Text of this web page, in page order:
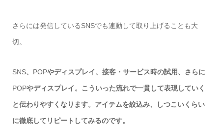
さらには発信しているSNSでも連動して取り上げることも大
切。
SNS、 POPやディスプレイ、接客・サービス時の試用、さらに
POPやディスプレイ。こういった流れで一貫して表現していく
と伝わりやすくなります。アイテムを絞込み、しつこいくらい
に徹底してリピートしてみるのです。